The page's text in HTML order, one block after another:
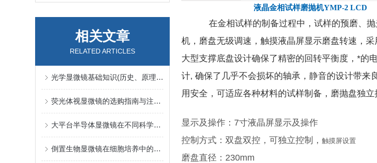
相关文章
RELATED ARTICLES
光学显微镜基础知识(历史、原理、结构、分类和使用)
荧光体视显微镜的选购指南与注意事项
大平台半导体显微镜在不同科学领域的作用和影响
倒置生物显微镜在细胞培养中的优势分析
液晶金相试样磨抛机YMP-2 LCD
在金相试样的制备过程中，试样的预磨、
机，磨盘无级调速， 触摸液晶屏显示磨盘转速，采
大型支撑底盘设计确保了精密的回转平衡度，*的
计, 确保了几乎不会损坏的轴承，静音的设计带来
用安全，可适应各种材料的试样制备，磨抛盘独立
显示及操作：7寸液晶屏显示及操作
控制方式：双盘双控，可独立控制， 触摸屏设置
磨盘直径：230mm